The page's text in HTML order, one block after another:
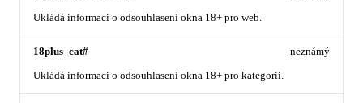
Ukládá informaci o odsouhlasení okna 18+ pro web.
18plus_cat#
Ukládá informaci o odsouhlasení okna 18+ pro kategorii.
neznámý